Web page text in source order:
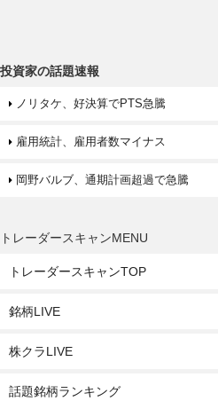
投資家の話題速報
ノリタケ、好決算でPTS急騰
雇用統計、雇用者数マイナス
岡野バルブ、通期計画超過で急騰
トレーダースキャンMENU
トレーダースキャンTOP
銘柄LIVE
株クラLIVE
話題銘柄ランキング